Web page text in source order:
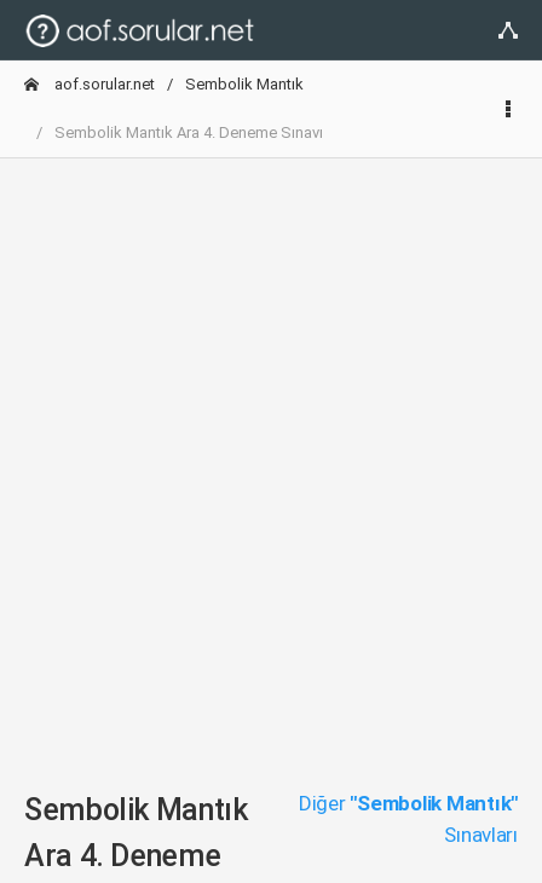
aof.sorular.net Sembolik Mantık
Sembolik Mantık Ara 4. Deneme Sınavı
Sembolik Mantık
Ara 4. Deneme
Diğer "Sembolik Mantık"
Sınavları